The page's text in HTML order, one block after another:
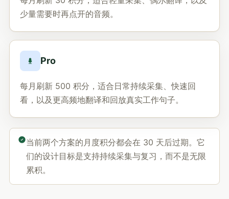
少量需要时再点开的音频。
Pro
每月刷新 500 积分，适合日常持续采集、快速回
看，以及更高频地翻译和回放真实工作句子。
当前两个方案的月度积分都会在 30 天后过期。它
们的设计目标是支持持续采集与复习，而不是无限
累积。